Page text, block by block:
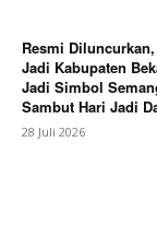
Subscription
My account
Bagikan Artikel
Resmi
Jadi Kabupaten
Jadi Simbol
Sambut Hari Jadi
28 Juli 2026